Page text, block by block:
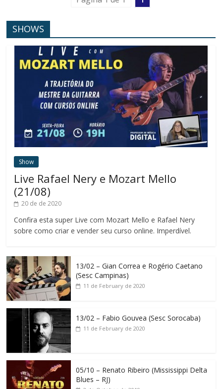
SHOWS
Show
Live Rafael Nery e Mozart Mello
(21/08)
20 de de 2020
Confira esta super Live com Mozart Mello e Rafael Nery
sobre como criar e vender seu curso online. Imperdível.
13/02 – Gian Correa e Rogério Caetano
(Sesc Campinas)
11 de February de 2020
13/02 – Fabio Gouvea (Sesc Sorocaba)
11 de February de 2020
05/10 – Renato Ribeiro (Mississippi Delta
Blues – RJ)